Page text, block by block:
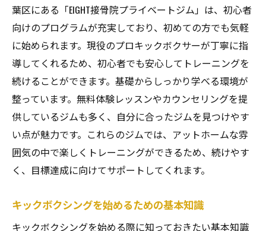
清潔な環境で安心してトレーニングを
仙台市のジムの快適なトレーニング環境
清潔さと快適さを兼ね備えたジムの紹介
初心者にも安心の清潔なジム環境
トレーニングを快適に続けるためのポイン
ト
仙台市のジムで整った環境の魅力
仙台市のキックボクシングジムで新しい挑戦を
始める方法
キックボクシングを始めるためのステップ
仙台市で新しい挑戦を楽しむジム選び
葉区にある「EIGHT接骨院プライベートジム」は、初心者
向けのプログラムが充実しており、初めての方でも気軽
に始められます。現役のプロキックボクサーが丁寧に指
導してくれるため、初心者でも安心してトレーニングを
続けることができます。基礎からしっかり学べる環境が
整っています。無料体験レッスンやカウンセリングを提
供しているジムも多く、自分に合ったジムを見つけやす
い点が魅力です。これらのジムでは、アットホームな雰
囲気の中で楽しくトレーニングができるため、続けやす
く、目標達成に向けてサポートしてくれます。
キックボクシングを始めるための基本知識
キックボクシングを始める際に知っておきたい基本知識